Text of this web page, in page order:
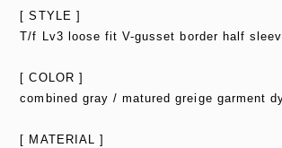
[ STYLE ]
T/f Lv3 loose fit V-gusset border half
[ COLOR ]
combined gray / matured greige garment
[ MATERIAL ]